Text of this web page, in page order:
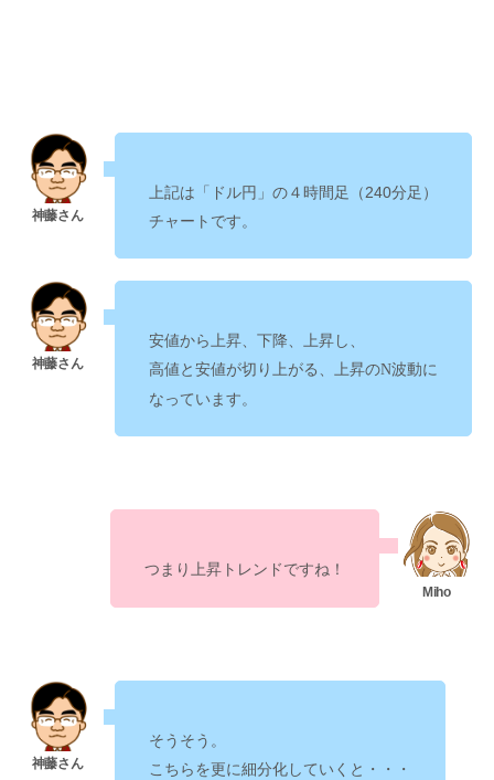
上記は「ドル円」の４時間足（240分足）
チャートです。
安値から上昇、下降、上昇し、
高値と安値が切り上がる、上昇のN波動に
なっています。
つまり 上昇トレンド ですね！
そうそう。
こちらを更に細分化していくと・・・